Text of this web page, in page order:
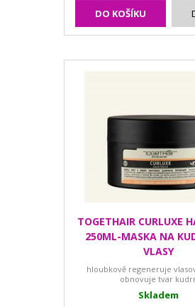
DO KOŠÍKU
TOGETHAIR CURLUXE
250ML-MASKA NA
VLASY
hloubkově regeneruje
obnovuje tvar
Skladem